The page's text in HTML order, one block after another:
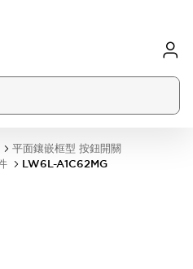
平面鑲嵌框型 按鈕開關
LW6L-A1C62MG